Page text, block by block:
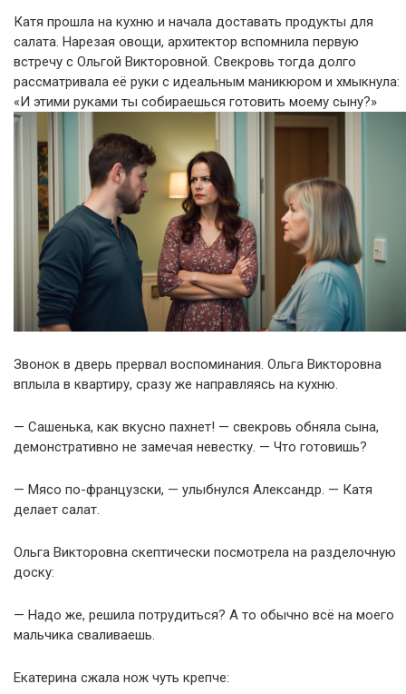
Катя прошла на кухню и начала доставать продукты для
салата. Нарезая овощи, архитектор вспомнила первую
встречу с Ольгой Викторовной. Свекровь тогда долго
рассматривала её руки с идеальным маникюром и хмыкнула:
«И этими руками ты собираешься готовить моему сыну?»
Звонок в дверь прервал воспоминания. Ольга Викторовна
вплыла в квартиру, сразу же направляясь на кухню.
— Сашенька, как вкусно пахнет! — свекровь обняла сына,
демонстративно не замечая невестку. — Что готовишь?
— Мясо по-французски, — улыбнулся Александр. — Катя
делает салат.
Ольга Викторовна скептически посмотрела на разделочную
доску:
— Надо же, решила потрудиться? А то обычно всё на моего
мальчика сваливаешь.
Екатерина сжала нож чуть крепче: